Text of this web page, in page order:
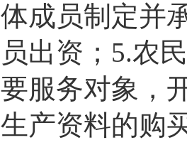
体成员制定并
员出资；5.农
要服务对象，
生产资料的购